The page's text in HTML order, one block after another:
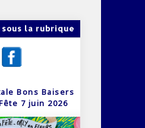
la rubrique
Bons Baisers
7 juin 2026